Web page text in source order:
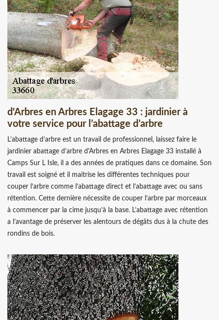
d'Arbres en Arbres Elagage 33 : jardinier à
votre service pour l’abattage d’arbre
L’abattage d’arbre est un travail de professionnel, laissez faire le
jardinier abattage d’arbre d'Arbres en Arbres Elagage 33 installé à
Camps Sur L Isle, il a des années de pratiques dans ce domaine. Son
travail est soigné et il maitrise les différentes techniques pour
couper l’arbre comme l’abattage direct et l’abattage avec ou sans
rétention. Cette dernière nécessite de couper l’arbre par morceaux
à commencer par la cime jusqu’à la base. L’abattage avec rétention
a l’avantage de préserver les alentours de dégâts dus à la chute des
rondins de bois.